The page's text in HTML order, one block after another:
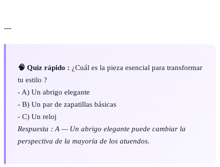
---
🧠 Quiz rápido : ¿Cuál es la pieza esencial para transformar
tu estilo ?
- A) Un abrigo elegante
- B) Un par de zapatillas básicas
- C) Un reloj
Respuesta : A — Un abrigo elegante puede cambiar la
perspectiva de la mayoría de los atuendos.